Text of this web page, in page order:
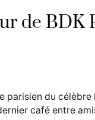
de BDK
parisien du
café entre